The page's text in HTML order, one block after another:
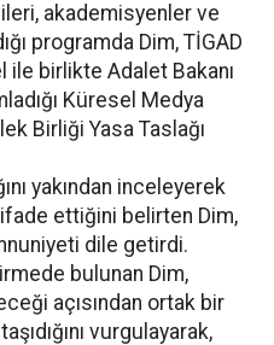
akademisyenler ve
programda Dim, TİGAD
ile birlikte Adalet Bakanı
Küresel Medya
Birliği Yasa Taslağı
yakından inceleyerek
ettiğini belirten Dim,
dile getirdi.
bulunan Dim,
açısından ortak bir
vurgulayarak,